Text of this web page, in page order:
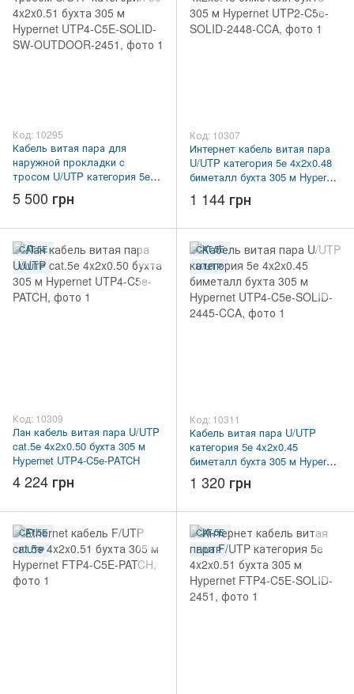
Код: 10295
Кабель витая пара для
наружной прокладки c
тросом U/UTP категория 5e
4x2x0.51 бухта 305 м Hypernet
UTP4-C5E-SOLID-SW-
5 500 грн
Код: 10307
Интернет кабель витая пара
U/UTP категория 5e 4x2x0.48
биметалл бухта 305 м Hypernet
UTP2-C5e-SOLID-2448-CCA
1 144 грн
CAT.5E
U/UTP
Код: 10309
Лан кабель витая пара U/UTP
cat.5e 4x2x0.50 бухта 305 м
Hypernet UTP4-C5e-PATCH
4 224 грн
CAT.5E
U/UTP
Код: 10311
Кабель витая пара U/UTP
категория 5e 4x2x0.45
биметалл бухта 305 м Hypernet
UTP4-C5e-SOLID-2445-CCA
1 320 грн
CAT.5E
F/UTP
CAT.5E
F/UTP